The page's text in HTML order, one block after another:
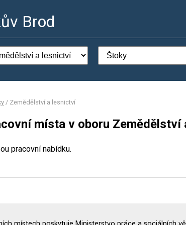
Brod
/ Zemědělství a lesnictví
místa v oboru Zemědělství
pracovní nabídku.